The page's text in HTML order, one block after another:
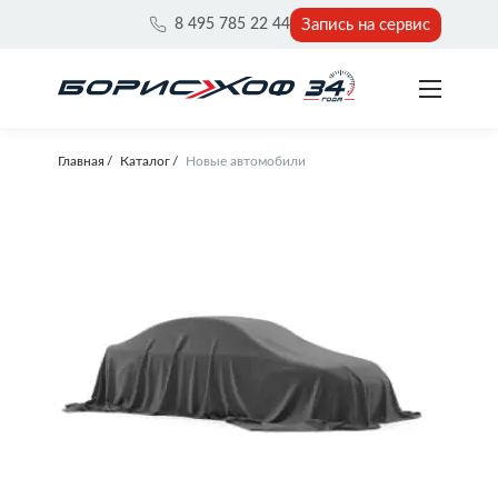
8 495 785 22 44 Запись на сервис
Главная Каталог Новые автомобили